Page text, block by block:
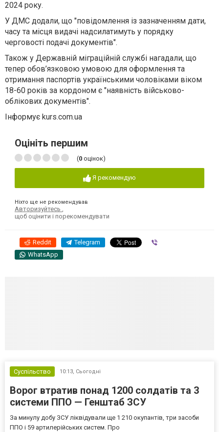
2024 року.
У ДМС додали, що "повідомлення із зазначенням дати,
часу та місця видачі надсилатимуть у порядку
черговості подачі документів".
Також у Державній міграційній службі нагадали, що
тепер обов’язковою умовою для оформлення та
отримання паспортів українськими чоловіками віком
18-60 років за кордоном є "наявність військово-
облікових документів".
Інформує kurs.com.ua
Оцініть першим
(0 оцінок)
Я рекомендую
Ніхто ще не рекомендував
Авторизуйтесь ,
щоб оцінити і порекомендувати
Reddit Telegram
WhatsApp
Суспільство 10:13, Сьогодні
Ворог втратив понад 1200 солдатів та 3
системи ППО — Генштаб ЗСУ
За минулу добу ЗСУ ліквідували ще 1 210 окупантів, три засоби
ППО і 59 артилерійських систем. Про